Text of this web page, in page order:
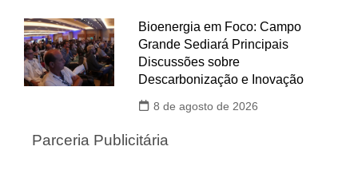
Bioenergia em Foco: Campo
Grande Sediará Principais
Discussões sobre
Descarbonização e Inovação
8 de agosto de 2026
Parceria Publicitária